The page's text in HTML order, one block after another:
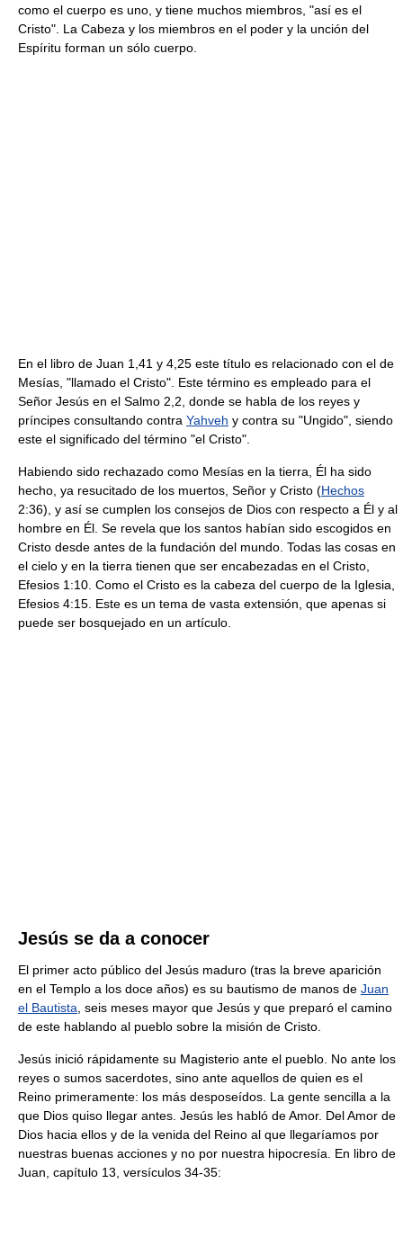
como el cuerpo es uno, y tiene muchos miembros, "así es el
Cristo". La Cabeza y los miembros en el poder y la unción del
Espíritu forman un sólo cuerpo.
En el libro de Juan 1,41 y 4,25 este título es relacionado con el de
Mesías, "llamado el Cristo". Este término es empleado para el
Señor Jesús en el Salmo 2,2, donde se habla de los reyes y
príncipes consultando contra Yahveh y contra su "Ungido", siendo
este el significado del término "el Cristo".
Habiendo sido rechazado como Mesías en la tierra, Él ha sido
hecho, ya resucitado de los muertos, Señor y Cristo (Hechos
2:36), y así se cumplen los consejos de Dios con respecto a Él y al
hombre en Él. Se revela que los santos habían sido escogidos en
Cristo desde antes de la fundación del mundo. Todas las cosas en
el cielo y en la tierra tienen que ser encabezadas en el Cristo,
Efesios 1:10. Como el Cristo es la cabeza del cuerpo de la Iglesia,
Efesios 4:15. Este es un tema de vasta extensión, que apenas si
puede ser bosquejado en un artículo.
Jesús se da a conocer
El primer acto público del Jesús maduro (tras la breve aparición
en el Templo a los doce años) es su bautismo de manos de Juan
el Bautista , seis meses mayor que Jesús y que preparó el camino
de este hablando al pueblo sobre la misión de Cristo.
Jesús inició rápidamente su Magisterio ante el pueblo. No ante los
reyes o sumos sacerdotes, sino ante aquellos de quien es el
Reino primeramente: los más desposeídos. La gente sencilla a la
que Dios quiso llegar antes. Jesús les habló de Amor. Del Amor de
Dios hacia ellos y de la venida del Reino al que llegaríamos por
nuestras buenas acciones y no por nuestra hipocresía. En libro de
Juan, capítulo 13, versículos 34-35: